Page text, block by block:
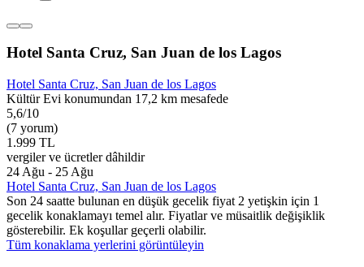
Hotel Santa Cruz, San Juan de los Lagos
Hotel Santa Cruz, San Juan de los Lagos
Kültür Evi konumundan 17,2 km mesafede
5,6/10
(7 yorum)
1.999 TL
vergiler ve ücretler dâhildir
24 Ağu - 25 Ağu
Hotel Santa Cruz, San Juan de los Lagos
Son 24 saatte bulunan en düşük gecelik fiyat 2 yetişkin için 1
gecelik konaklamayı temel alır. Fiyatlar ve müsaitlik değişiklik
gösterebilir. Ek koşullar geçerli olabilir.
Tüm konaklama yerlerini görüntüleyin